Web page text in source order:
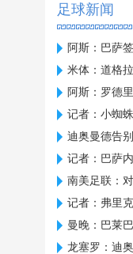
足球新闻
阿斯：巴萨签
米体：道格拉
阿斯：罗德里
记者：小蜘蛛
迪奥曼德告别
记者：巴萨内
南美足联：对
记者：弗里克详
曼晚：巴莱巴
龙塞罗：迪奥曼